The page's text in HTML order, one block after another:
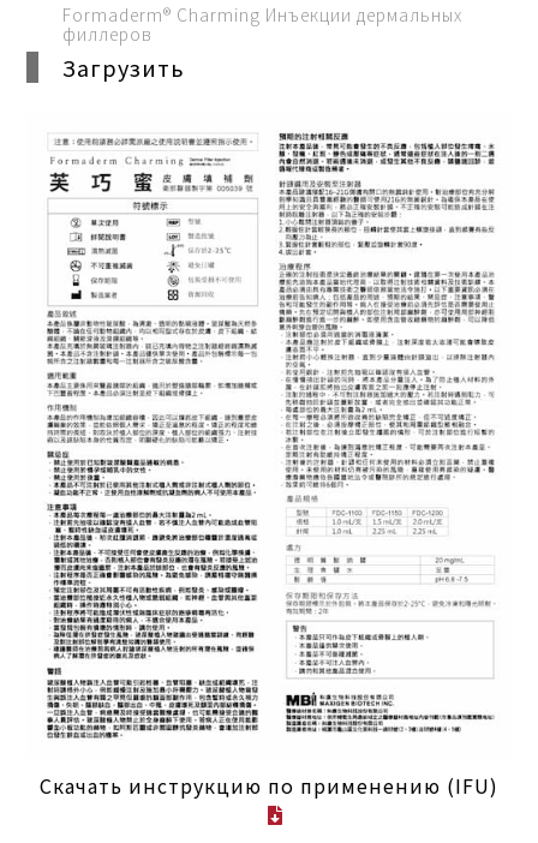
Formaderm® Charming Инъекции дермальных
филлеров
Загрузить
Скачать инструкцию по применению (IFU)